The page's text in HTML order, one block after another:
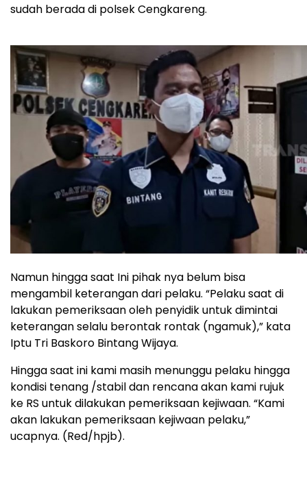
sudah berada di polsek Cengkareng.
Namun hingga saat Ini pihak nya belum bisa
mengambil keterangan dari pelaku. “Pelaku saat di
lakukan pemeriksaan oleh penyidik untuk dimintai
keterangan selalu berontak rontak (ngamuk),” kata
Iptu Tri Baskoro Bintang Wijaya.
Hingga saat ini kami masih menunggu pelaku hingga
kondisi tenang /stabil dan rencana akan kami rujuk
ke RS untuk dilakukan pemeriksaan kejiwaan. “Kami
akan lakukan pemeriksaan kejiwaan pelaku,”
ucapnya. (Red/hpjb).